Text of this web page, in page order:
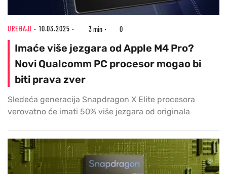
UREĐAJI 10.03.2025 3 min 0
Imaće više jezgara od Apple M4 Pro?
Novi Qualcomm PC procesor mogao bi
biti prava zver
Sledeća generacija Snapdragon X Elite procesora
verovatno će imati 50% više jezgara od originala